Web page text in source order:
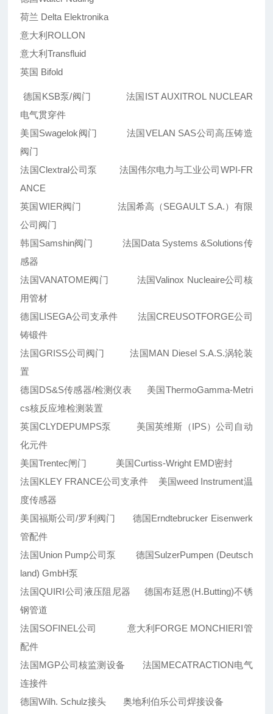
荷兰 Delta Elektronika
意大利ROLLON
意大利Transfluid
英国 Bifold
德国KSB泵/阀门 法国IST AUXITROL NUCLEAR
电气贯穿件
美国Swagelok阀门 法国VELAN SAS公司高压铸造
阀门
法国Clextral公司泵 法国伟尔电力与工业公司WPI-FR
ANCE
英国WIER阀门 法国希高（SEGAULT S.A.）有限
公司阀门
韩国Samshin阀门 法国Data Systems &Solutions传
感器
法国VANATOME阀门 法国Valinox Nucleaire公司核
用管材
德国LISEGA公司支承件 法国CREUSOTFORGE公司
铸锻件
法国GRISS公司阀门 法国MAN Diesel S.A.S.涡轮装
置
德国DS&S传感器/检测仪表 美国ThermoGamma-Metri
cs核反应堆检测装置
英国CLYDEPUMPS泵 美国英维斯（IPS）公司自动
化元件
美国Trentec闸门 美国Curtiss-Wright EMD密封
法国KLEY FRANCE公司支承件 美国weed Instrument温
度传感器
美国福斯公司/罗利阀门 德国Erndtebrucker Eisenwerk
管配件
法国Union Pump公司泵 德国SulzerPumpen (Deutsch
land) GmbH泵
法国QUIRI公司液压阻尼器 德国布廷恩(H.Butting)不锈
钢管道
法国SOFINEL公司 意大利FORGE MONCHIERI管
配件
法国MGP公司核监测设备 法国MECATRACTION电气
连接件
德国Wilh. Schulz接头 奥地利伯乐公司焊接设备